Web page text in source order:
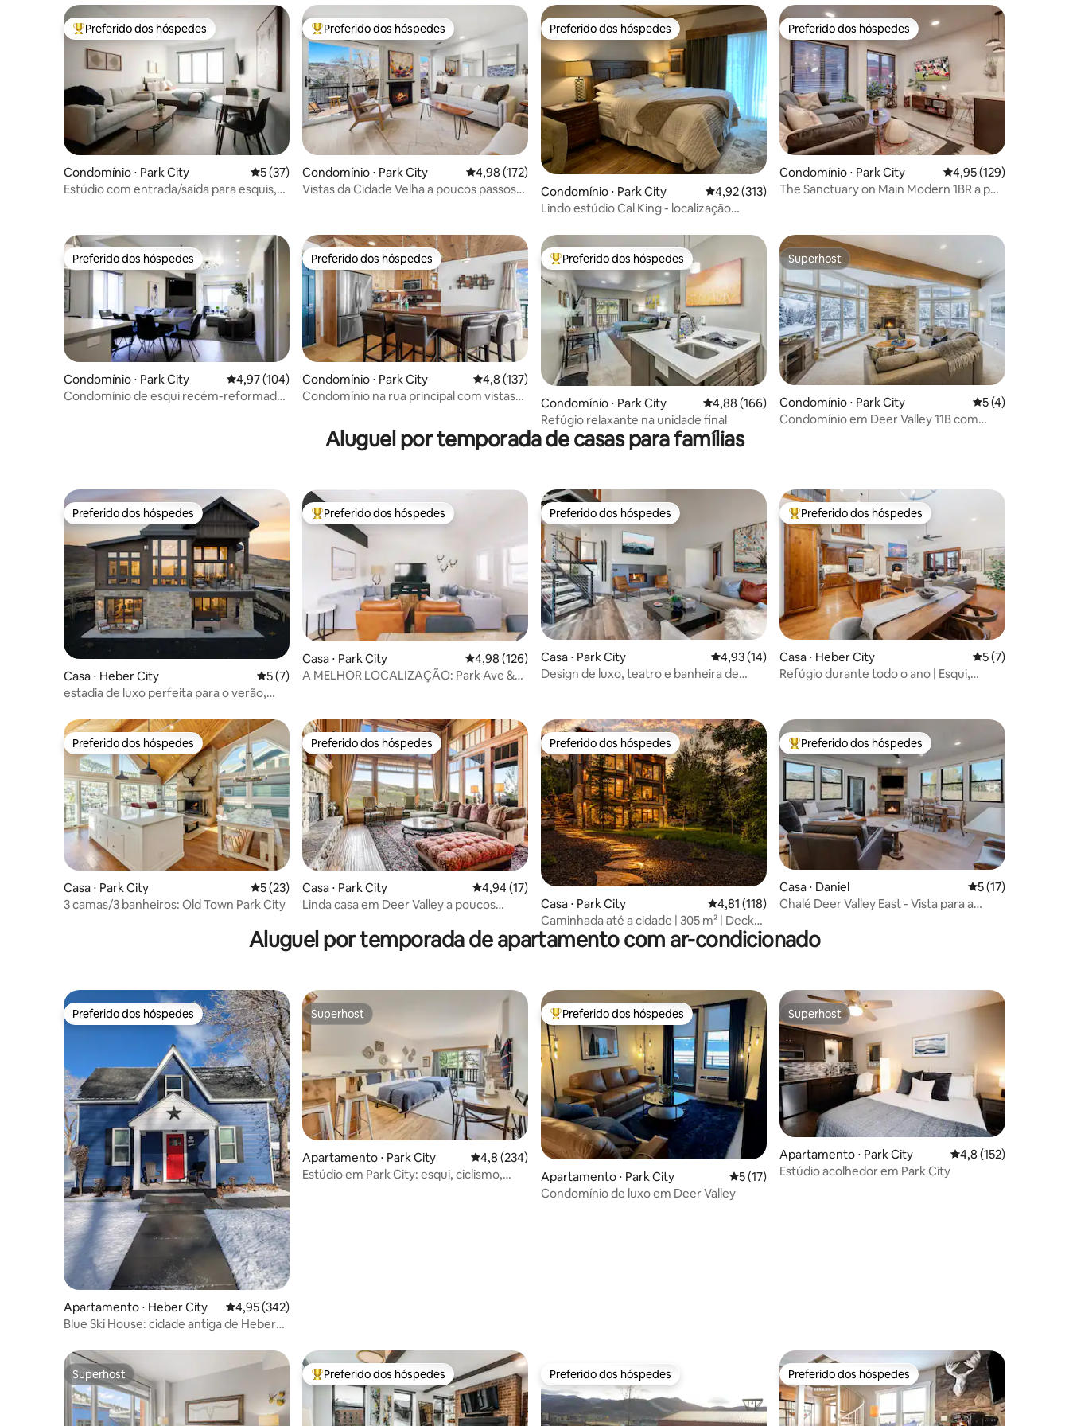
Entre os melhores preferidos dos hóspedes
Preferido dos hóspedes
Condomínio ⋅ Park City 5 de uma avaliação média de 5, 37 avaliações
5 (37)
Estúdio com entrada/saída para esquis,
Entre os melhores preferidos dos hóspedes
Preferido dos hóspedes
Condomínio ⋅ Park City 4,98 de uma avaliação média de 5, 172 avaliações
4,98 (172)
Vistas da Cidade Velha a poucos passos
Preferido dos hóspedes
Preferido dos hóspedes
Condomínio ⋅ Park City 4,92 de uma avaliação média de 5, 313 avaliações
4,92 (313)
Lindo estúdio Cal King - localização
Preferido dos hóspedes
Preferido dos hóspedes
Condomínio ⋅ Park City 4,95 de uma avaliação
4,95 (129)
The Sanctuary on Main Modern 1BR a pé
Preferido dos hóspedes
Preferido dos hóspedes
Condomínio ⋅ Park City 4,97 de uma avaliação média de 5, 104 avaliações
4,97 (104)
Condomínio de esqui recém-reformado |
Preferido dos hóspedes
Preferido dos hóspedes
Condomínio ⋅ Park City 4,8 de uma avaliação média de 5, 137 avaliações
4,8 (137)
Condomínio na rua principal com vistas
Entre os melhores preferidos dos hóspedes
Preferido dos hóspedes
Condomínio ⋅ Park City 4,88 de uma avaliação média de 5, 166 avaliações
4,88 (166)
Refúgio relaxante na unidade final
Superhost
Superhost
Condomínio ⋅ Park City 5 de uma
5 (4)
Condomínio em Deer Valley 11B com
Aluguel por temporada de casas para famílias
Preferido dos hóspedes
Preferido dos hóspedes
Casa ⋅ Heber City 5 de uma avaliação média de 5, 7 avaliações
5 (7)
estadia de luxo perfeita para o verão,
Entre os melhores preferidos dos hóspedes
Preferido dos hóspedes
Casa ⋅ Park City 4,98 de uma avaliação média de 5, 126 avaliações
4,98 (126)
A MELHOR LOCALIZAÇÃO: Park Ave &
Preferido dos hóspedes
Preferido dos hóspedes
Casa ⋅ Park City 4,93 de uma avaliação média de 5, 14 avaliações
4,93 (14)
Design de luxo, teatro e banheira de
Entre os melhores preferidos dos hóspedes
Preferido dos hóspedes
Casa ⋅ Heber City 5 de uma
5 (7)
Refúgio durante todo o ano | Esqui,
Preferido dos hóspedes
Preferido dos hóspedes
Casa ⋅ Park City 5 de uma avaliação média de 5, 23 avaliações
5 (23)
3 camas/3 banheiros: Old Town Park City
Preferido dos hóspedes
Preferido dos hóspedes
Casa ⋅ Park City 4,94 de uma avaliação média de 5, 17 avaliações
4,94 (17)
Linda casa em Deer Valley a poucos
Preferido dos hóspedes
Preferido dos hóspedes
Casa ⋅ Park City 4,81 de uma avaliação média de 5, 118 avaliações
4,81 (118)
Caminhada até a cidade | 305 m² | Deck
no terraço
Entre os melhores preferidos dos hóspedes
Preferido dos hóspedes
Casa ⋅ Daniel 5 de uma
5 (17)
Chalé Deer Valley East - Vista para a
Aluguel por temporada de apartamento com ar-condicionado
Preferido dos hóspedes
Preferido dos hóspedes
Apartamento ⋅ Heber City 4,95 de uma avaliação média de 5, 342 avaliações
4,95 (342)
Blue Ski House: cidade antiga de Heber
Superhost
Superhost
Apartamento ⋅ Park City 4,8 de uma avaliação média de 5, 234 avaliações
4,8 (234)
Estúdio em Park City: esqui, ciclismo,
Entre os melhores preferidos dos hóspedes
Preferido dos hóspedes
Apartamento ⋅ Park City 5 de uma avaliação média de 5, 17 avaliações
5 (17)
Condomínio de luxo em Deer Valley
Superhost
Superhost
Apartamento ⋅ Park City 4,8 de uma avaliação
4,8 (152)
Estúdio acolhedor em Park City
Superhost
Superhost Entre os melhores preferidos dos hóspedes
Preferido dos hóspedes Preferido dos hóspedes
Preferido dos hóspedes Preferido dos hóspedes
Preferido dos hóspedes